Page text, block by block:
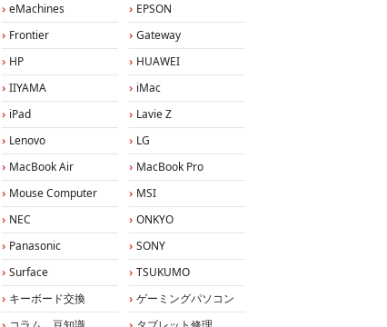
eMachines
EPSON
Frontier
Gateway
HP
HUAWEI
IIYAMA
iMac
iPad
Lavie Z
Lenovo
LG
MacBook Air
MacBook Pro
Mouse Computer
MSI
NEC
ONKYO
Panasonic
SONY
Surface
TSUKUMO
キーボード交換
ゲーミングパソコン